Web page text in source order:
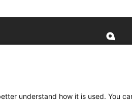
understand how it is used. You